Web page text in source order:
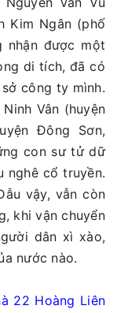
Kim Ngân (phố
nhận được một
di tích, đã có
công ty mình.
Vân (huyện
Đông Sơn,
con sư tử dữ
nghê cổ truyền.
vậy, vẫn còn
khi vận chuyển
dân xì xào,
nước nào.
22 Hoàng Liên